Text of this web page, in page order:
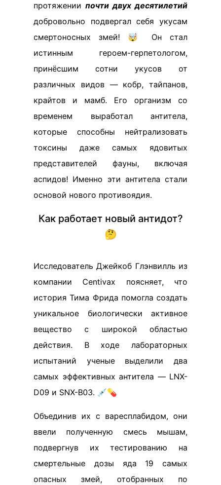
протяжении почти двух десятилетий
добровольно подвергал себя укусам
смертоносных змей! 🤯 Он стал
истинным героем-герпетологом,
принёсшим сотни укусов от
различных видов — кобр, тайпанов,
крайтов и мамб. Его организм со
временем выработал антитела,
которые способны нейтрализовать
токсины даже самых ядовитых
представителей фауны, включая
аспидов! Именно эти антитела стали
основой нового противоядия.
Как работает новый антидот?
🤔
Исследователь Джейкоб Глэнвилль из
компании Centivax поясняет, что
история Тима Фрида помогла создать
уникальное биологически активное
вещество с широкой областью
действия. В ходе лабораторных
испытаний ученые выделили два
самых эффективных антитела — LNX-
D09 и SNX-B03. 💉💊
Объединив их с варесплабидом, они
ввели полученную смесь мышам,
подвергнув их тестированию на
смертельные дозы яда 19 самых
опасных змей, отобранных по